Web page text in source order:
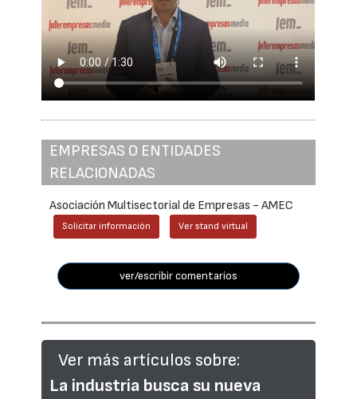
EMPRESAS O ENTIDADES
RELACIONADAS
Asociación Multisectorial de Empresas - AMEC
Solicitar información Ver stand virtual
ver/escribir comentarios
Ver más artículos sobre:
La industria busca su nueva